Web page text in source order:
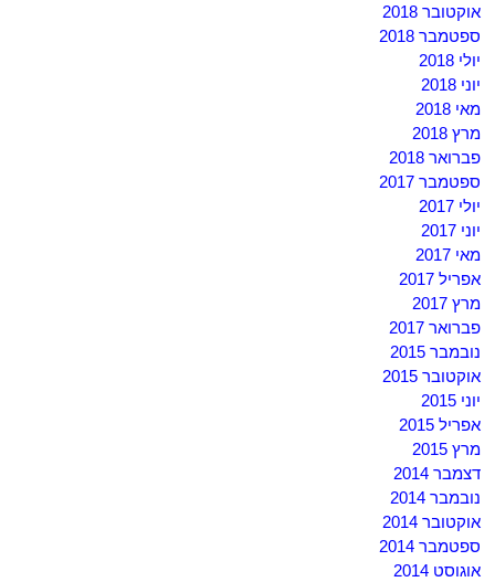
אוקטובר 2018
ספטמבר 2018
יולי 2018
יוני 2018
מאי 2018
מרץ 2018
פברואר 2018
ספטמבר 2017
יולי 2017
יוני 2017
מאי 2017
אפריל 2017
מרץ 2017
פברואר 2017
נובמבר 2015
אוקטובר 2015
יוני 2015
אפריל 2015
מרץ 2015
דצמבר 2014
נובמבר 2014
אוקטובר 2014
ספטמבר 2014
אוגוסט 2014